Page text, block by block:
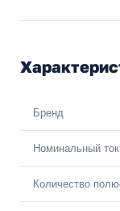
Бренд
Номинальный ток
Количество